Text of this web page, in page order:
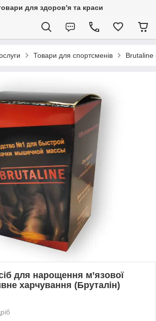
для здоров'я та краси
Товари для спортсменів Brutaline
для нарощення м’язової
харчування (Бруталін)